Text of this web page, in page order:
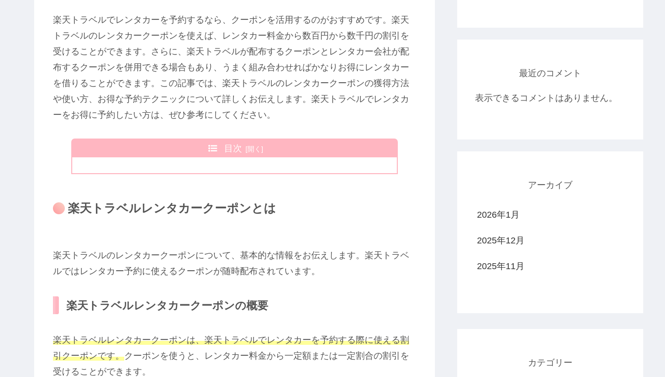
楽天トラベルでレンタカーを予約するなら、クーポンを活用するのがおすすめです。楽天
トラベルのレンタカークーポンを使えば、レンタカー料金から数百円から数千円の割引を
受けることができます。さらに、楽天トラベルが配布するクーポンとレンタカー会社が配
布するクーポンを併用できる場合もあり、うまく組み合わせればかなりお得にレンタカー
を借りることができます。この記事では、楽天トラベルのレンタカークーポンの獲得方法
や使い方、お得な予約テクニックについて詳しくお伝えします。楽天トラベルでレンタカ
ーをお得に予約したい方は、ぜひ参考にしてください。
目次
楽天トラベルレンタカークーポンとは
楽天トラベルのレンタカークーポンについて、基本的な情報をお伝えします。楽天トラベ
ルではレンタカー予約に使えるクーポンが随時配布されています。
楽天トラベルレンタカークーポンの概要
楽天トラベルレンタカークーポンは、楽天トラベルでレンタカーを予約する際に使える割
引クーポンです。クーポンを使うと、レンタカー料金から一定額または一定割合の割引を
受けることができます。
最近のコメント
表示できるコメントはありません。
アーカイブ
2026年1月
2025年12月
2025年11月
カテゴリー